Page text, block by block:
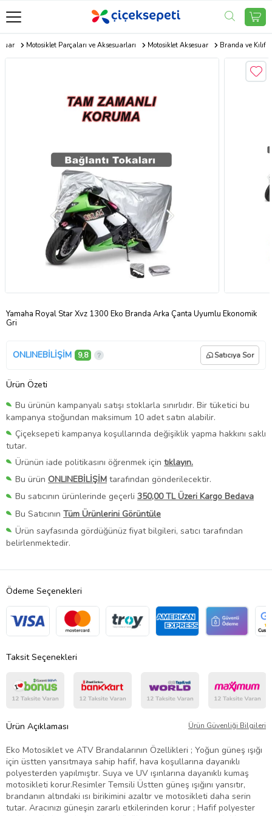
Motosiklet Parçaları ve Aksesuarları Motosiklet Aksesuar Branda ve Kılıf
Yamaha Royal Star Xvz 1300 Eko Branda Arka Çanta Uyumlu Ekonomik
Gri
ONLINEBİLİŞİM 9,8 Satıcıya Sor
Ürün Özeti
Bu ürünün kampanyalı satışı stoklarla sınırlıdır. Bir tüketici bu
kampanya stoğundan maksimum 10 adet satın alabilir.
Çiçeksepeti kampanya koşullarında değişiklik yapma hakkını saklı
tutar.
Ürünün iade politikasını öğrenmek için tıklayın.
Bu ürün ONLINEBİLİŞİM tarafından gönderilecektir.
Bu satıcının ürünlerinde geçerli 350,00 TL Üzeri Kargo Bedava
Bu Satıcının Tüm Ürünlerini Görüntüle
Ürün sayfasında gördüğünüz fiyat bilgileri, satıcı tarafından
belirlenmektedir.
Ödeme Seçenekleri
Taksit Seçenekleri
Ürün Açıklaması Ürün Güvenliği Bilgileri
Eko Motosiklet ve ATV Brandalarının Özellikleri ; Yoğun güneş ışığı
için üstten yansıtmaya sahip hafif, hava koşullarına dayanıklı
polyesterden yapılmıştır. Suya ve UV ışınlarına dayanıklı kumaş
motosikleti korur.Resimler Temsili Üstten güneş ışığını yansıtır,
brandanın altındaki ısı birikimini azaltır ve motosikleti daha serin
tutar. Aracınızı güneşin zararlı etkilerinden korur ; Hafif polyester